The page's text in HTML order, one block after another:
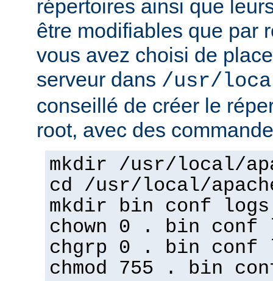
répertoires ainsi que
être modifiables que par
vous avez choisi de
serveur dans /usr/
conseillé de créer le
root, avec des
mkdir /usr/local/
cd /usr/local/
mkdir bin conf logs
chown 0 . bin conf
chgrp 0 . bin conf
chmod 755 . bin